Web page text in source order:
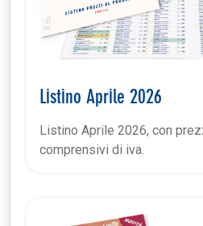
Listino Aprile 2026
Listino Aprile 2026, con
comprensivi di iva.